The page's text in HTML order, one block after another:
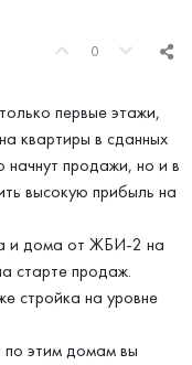
0
первые этажи,
квартиры в сданных
продажи, но и в
высокую прибыль на
и дома от ЖБИ-2 на
старте продаж.
стройка на уровне
по этим домам вы